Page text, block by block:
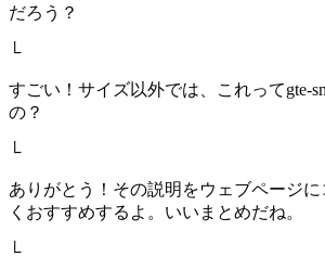
だろう？
└
すごい！サイズ以外では、これってgte-
の？
└
ありがとう！その説明をウェブページ
くおすすめするよ。いいまとめだね。
└